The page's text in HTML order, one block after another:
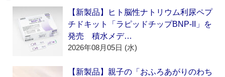
【新製品】ヒト脳性ナトリウム利尿ペプ
チドキット「ラピッドチップBNP-II」を
発売 積水メデ…
2026年08月05日 (水)
【新製品】親子の「おふろあがりのわち